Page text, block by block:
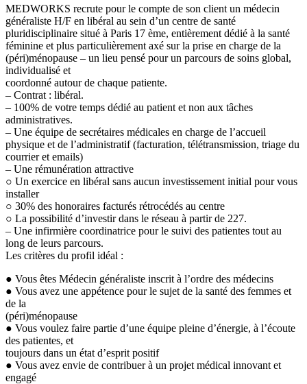
MEDWORKS recrute pour le compte de son client un médecin
généraliste H/F en libéral au sein d’un centre de santé
pluridisciplinaire situé à Paris 17 ème, entièrement dédié à la santé
féminine et plus particulièrement axé sur la prise en charge de la
(péri)ménopause – un lieu pensé pour un parcours de soins global,
individualisé et
coordonné autour de chaque patiente.
– Contrat : libéral.
– 100% de votre temps dédié au patient et non aux tâches
administratives.
– Une équipe de secrétaires médicales en charge de l’accueil
physique et de l’administratif (facturation, télétransmission, triage du
courrier et emails)
– Une rémunération attractive
○ Un exercice en libéral sans aucun investissement initial pour vous
installer
○ 30% des honoraires facturés rétrocédés au centre
○ La possibilité d’investir dans le réseau à partir de 227.
– Une infirmière coordinatrice pour le suivi des patientes tout au
long de leurs parcours.
Les critères du profil idéal :
● Vous êtes Médecin généraliste inscrit à l’ordre des médecins
● Vous avez une appétence pour le sujet de la santé des femmes et
de la
(péri)ménopause
● Vous voulez faire partie d’une équipe pleine d’énergie, à l’écoute
des patientes, et
toujours dans un état d’esprit positif
● Vous avez envie de contribuer à un projet médical innovant et
engagé